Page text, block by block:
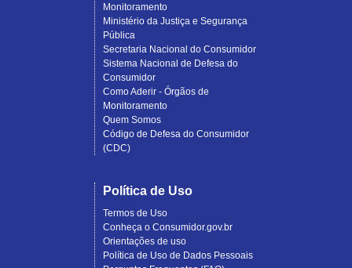
Monitoramento
Ministério da Justiça e Segurança
Pública
Secretaria Nacional do Consumidor
Sistema Nacional de Defesa do
Consumidor
Como Aderir - Órgãos de
Monitoramento
Quem Somos
Código de Defesa do Consumidor
(CDC)
Política de Uso
Termos de Uso
Conheça o Consumidor.gov.br
Orientações de uso
Política de Uso de Dados Pessoais